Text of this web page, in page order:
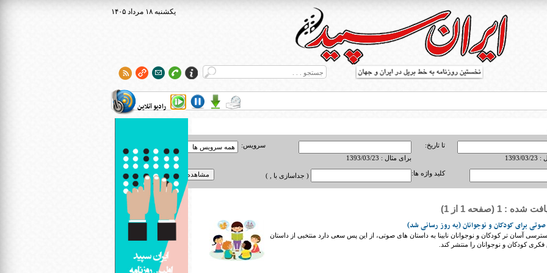
۱۴۰۵ يکشنبه ۱۸ مرداد
رادیو آنلاین
بریل در جهان
23
تا تاریخ:
برای مثال : 1393/03/23
سرویس:
کلید واژه ها: ( جداسازی با , )
: 1 (صفحه 1 از 1)
صوتی برای کودکان و نوجوانان (به روز رسانی شد)
آسان تر کودکان و نوجوانان نابینا به داستان های صوتی، از این پس سعی دارد منتخبی از داستان
کودکان و نوجوانان را منتشر کند.